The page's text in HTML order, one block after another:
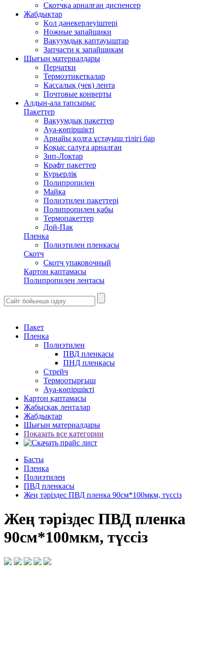
Скотчқа арналған диспенсер
Жабдықтар
Қол дәнекерлеуіштері
Ножные запайщики
Вакуумдық қаптауыштар
Запчасти к запайщикам
Шығын материалдары
Перчатки
Термоэтикеткалар
Кассалық (чек) лента
Почтовые конверты
Алдын-ала тапсырыс
Пакеттер
Вакуумдық пакеттер
Ауа-көпіршікті
Арнайы қолға ұстауыш тілігі бар
Қоқыс салуға арналған
Зип-Локтар
Крафт пакеттер
Курьерлік
Полипропилен
Майка
Полиэтилен пакеттері
Полипропилен қабы
Термопакеттер
Дой-Пак
Пленка
Полиэтилен пленкасы
Скотч
Скотч упаковочный
Картон қаптамасы
Полипропилен лентасы
Пакет
Пленка
Полиэтилен
ПВД пленкасы
ПНД пленкасы
Стрейч
Термоотырғыш
Ауа-көпіршікті
Картон қаптамасы
Жабысқақ ленталар
Жабдықтар
Шығын материалдары
Показать все категории
Басты
Пленка
Полиэтилен
ПВД пленкасы
Жең тәріздес ПВД пленка 90см*100мкм, түссіз
Жең тәріздес ПВД пленка
90см*100мкм, түссіз